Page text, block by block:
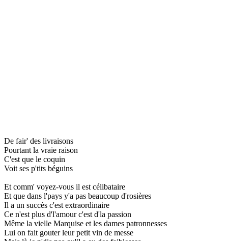
De fair' des livraisons
Pourtant la vraie raison
C'est que le coquin
Voit ses p'tits béguins
Et comm' voyez-vous il est célibataire
Et que dans l'pays y'a pas beaucoup d'rosières
Il a un succès c'est extraordinaire
Ce n'est plus d'l'amour c'est d'la passion
Même la vielle Marquise et les dames patronnesses
Lui on fait gouter leur petit vin de messe